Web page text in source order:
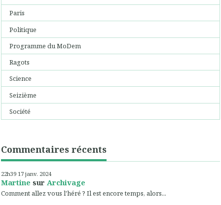
Paris
Politique
Programme du MoDem
Ragots
Science
Seizième
Société
Commentaires récents
22h39 17 janv. 2024
Martine sur Archivage
Comment allez vous l'héré ? Il est encore temps, alors...